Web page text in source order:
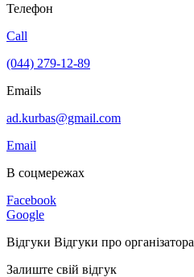
Телефон
Call
(044) 279-12-89
Emails
ad.kurbas@gmail.com
Email
В соцмережах
Facebook
Google
Відгуки Відгуки про організатора
Залиште свій відгук